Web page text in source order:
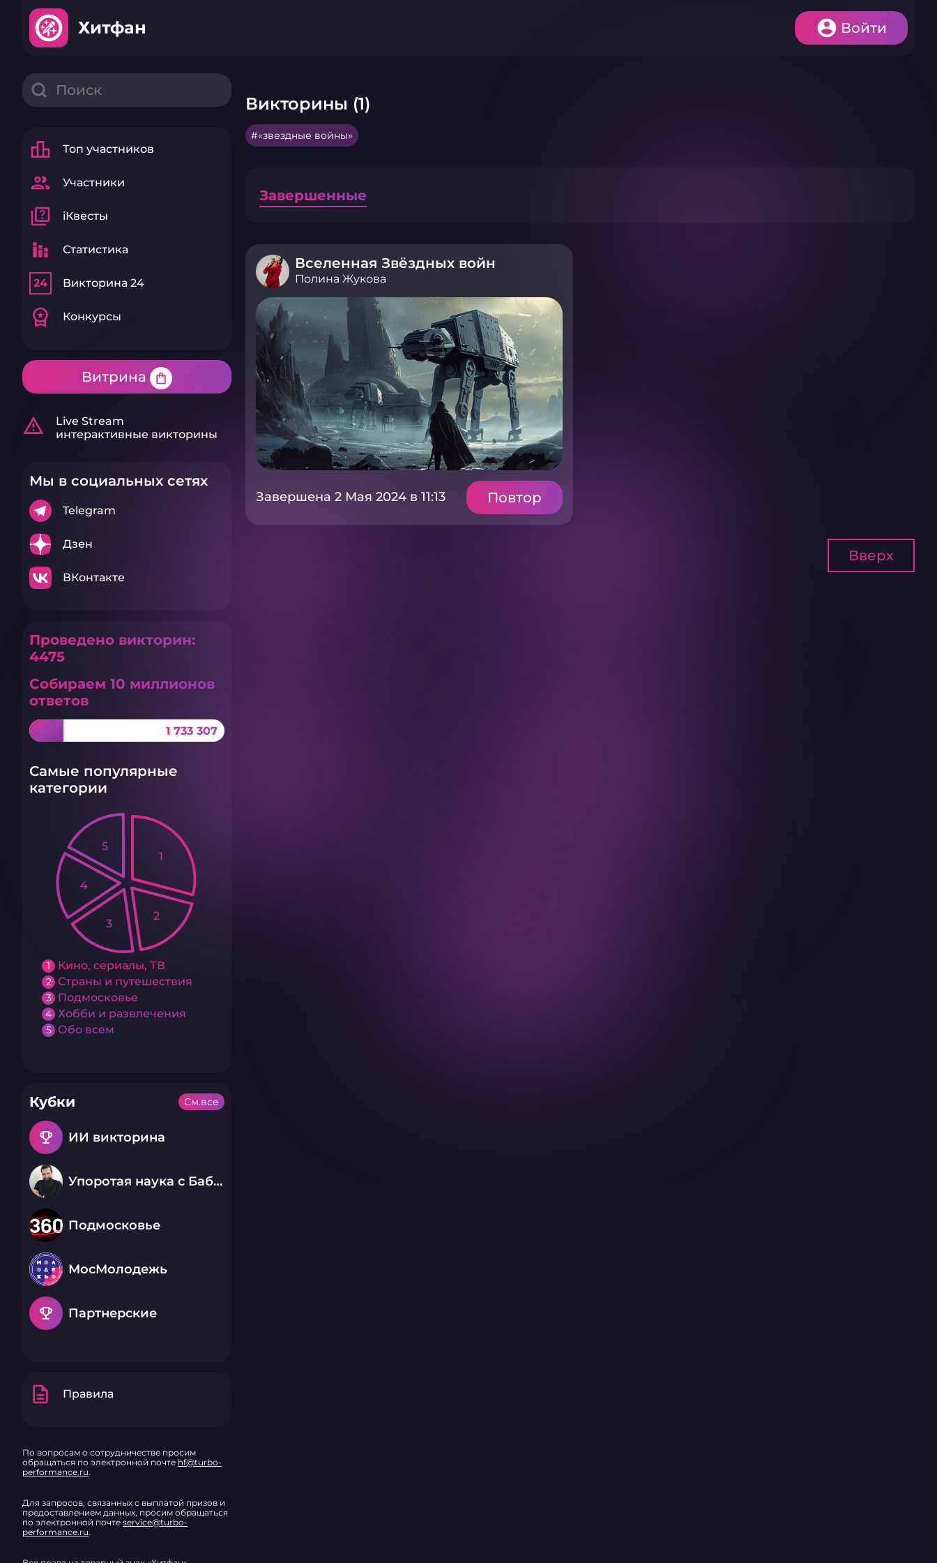
Хитфан Войти
leaderboard Топ участников
group Участники
quiz iКвесты
stacked_bar_chart Статистика
24 Викторина 24
workspace_premium Конкурсы
Витрина shopping_bag
warning_amber
Live Stream
интерактивные викторины
Мы в социальных сетях
Telegram
Дзен
ВКонтакте
Проведено викторин:
4475
Собираем 10 миллионов
ответов
1 733 307
Самые популярные
категории
1 Кино, сериалы, ТВ
2 Страны и путешествия
3 Подмосковье
4 Хобби и развлечения
5 Обо всем
1
2
3
4
5
Кубки
emoji_events ИИ викторина
Упоротая наука с Бабаем Лютым
Подмосковье
МосМолодежь
emoji_events Партнерские
См.все
description Правила
По вопросам о сотрудничестве просим
обращаться по электронной почте hf@turbo-
performance.ru.
Для запросов, связанных с выплатой призов и
предоставлением данных, просим обращаться
по электронной почте service@turbo-
performance.ru.
Викторины (1)
«звездные войны»
Завершенные
Вселенная Звёздных войн
Полина Жукова
Завершена 2 Мая 2024 в 11:13 Повтор
Вверх